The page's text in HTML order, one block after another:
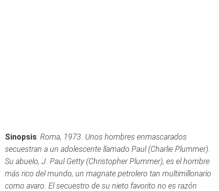
Sinopsis: Roma, 1973. Unos hombres enmascarados
secuestran a un adolescente llamado Paul (Charlie Plummer).
Su abuelo, J. Paul Getty (Christopher Plummer), es el hombre
más rico del mundo, un magnate petrolero tan multimillonario
como avaro. El secuestro de su nieto favorito no es razón